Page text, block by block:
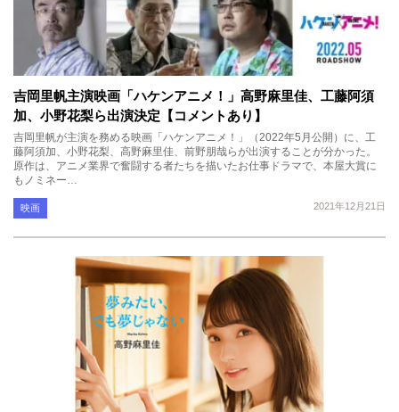
吉岡里帆主演映画「ハケンアニメ！」高野麻里佳、工藤阿須
加、小野花梨ら出演決定【コメントあり】
吉岡里帆が主演を務める映画「ハケンアニメ！」（2022年5月公開）に、工
藤阿須加、小野花梨、高野麻里佳、前野朋哉らが出演することが分かった。
原作は、アニメ業界で奮闘する者たちを描いたお仕事ドラマで、本屋大賞に
もノミネー…
2021年12月21日
映画